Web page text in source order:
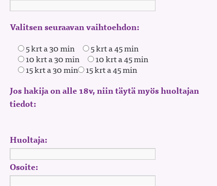
Valitsen seuraavan vaihtoehdon:
5 krt a 30 min
5 krt a 45 min
10 krt a 30 min
10 krt a 45 min
15 krt a 30 min 15 krt a 45 min
Jos hakija on alle 18v, niin täytä myös huoltajan
tiedot:
Huoltaja:
Osoite: